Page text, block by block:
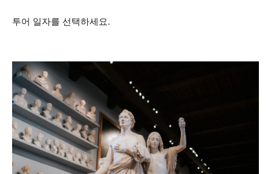
투어 일자를 선택하세요.